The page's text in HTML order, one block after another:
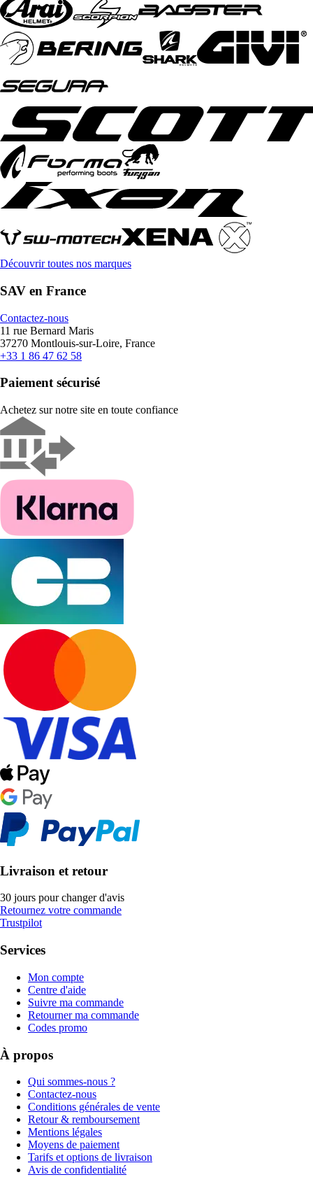
Découvrir toutes nos marques
SAV en France
Contactez-nous
11 rue Bernard Maris
37270 Montlouis-sur-Loire, France
+33 1 86 47 62 58
Paiement sécurisé
Achetez sur notre site en toute confiance
Livraison et retour
30 jours pour changer d'avis
Retournez votre commande
Trustpilot
Services
Mon compte
Centre d'aide
Suivre ma commande
Retourner ma commande
Codes promo
À propos
Qui sommes-nous ?
Contactez-nous
Conditions générales de vente
Retour & remboursement
Mentions légales
Moyens de paiement
Tarifs et options de livraison
Avis de confidentialité